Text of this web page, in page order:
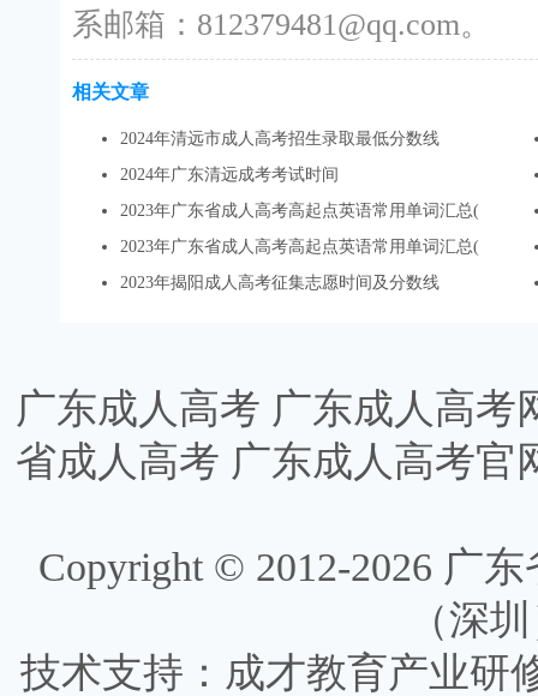
系邮箱：812379481@qq.com。
相关文章
2024年清远市成人高考招生录取最低分数线
2024年广东清远成考考试时间
2023年广东省成人高考高起点英语常用单词汇总(
2023年广东省成人高考高起点英语常用单词汇总(
2023年揭阳成人高考征集志愿时间及分数线
广东成人高考 广东成人高考
省成人高考 广东成人高考官
Copyright © 2012-2026 广东
（深
技术支持：成才教育产业研